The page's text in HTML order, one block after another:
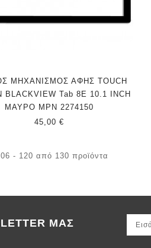
ΜΗΧΑΝΙΣΜΟΣ ΑΦΗΣ TOUCH
BLACKVIEW Tab 8E 10.1 INCH
ΜΑΥΡΟ MPN 2274150
45,00 €
- 120 από 130 προϊόντα
ΜΑΣ